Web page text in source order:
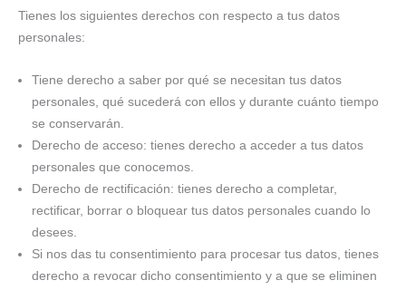
Tienes los siguientes derechos con respecto a tus datos
personales:
Tiene derecho a saber por qué se necesitan tus datos
personales, qué sucederá con ellos y durante cuánto tiempo
se conservarán.
Derecho de acceso: tienes derecho a acceder a tus datos
personales que conocemos.
Derecho de rectificación: tienes derecho a completar,
rectificar, borrar o bloquear tus datos personales cuando lo
desees.
Si nos das tu consentimiento para procesar tus datos, tienes
derecho a revocar dicho consentimiento y a que se eliminen